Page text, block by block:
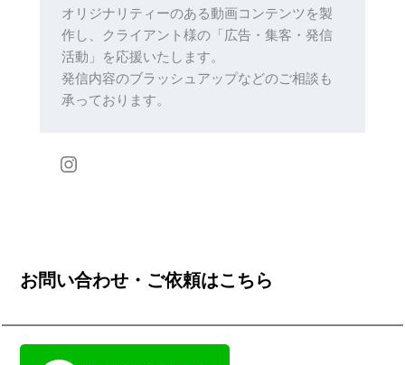
オリジナリティーのある動画コンテンツを製
作し、クライアント様の「広告・集客・発信
活動」を応援いたします。
発信内容のブラッシュアップなどのご相談も
承っております。
お問い合わせ・ご依頼はこちら